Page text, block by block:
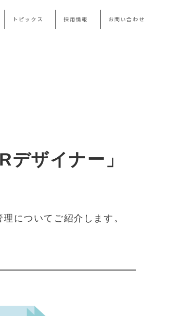
トピックス 採用情報 お問い合わせ
ザイナー」
についてご紹介します。